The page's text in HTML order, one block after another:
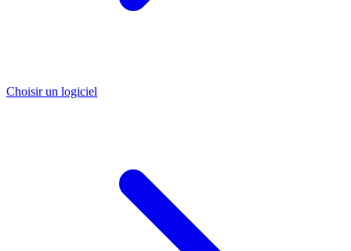
Choisir un logiciel